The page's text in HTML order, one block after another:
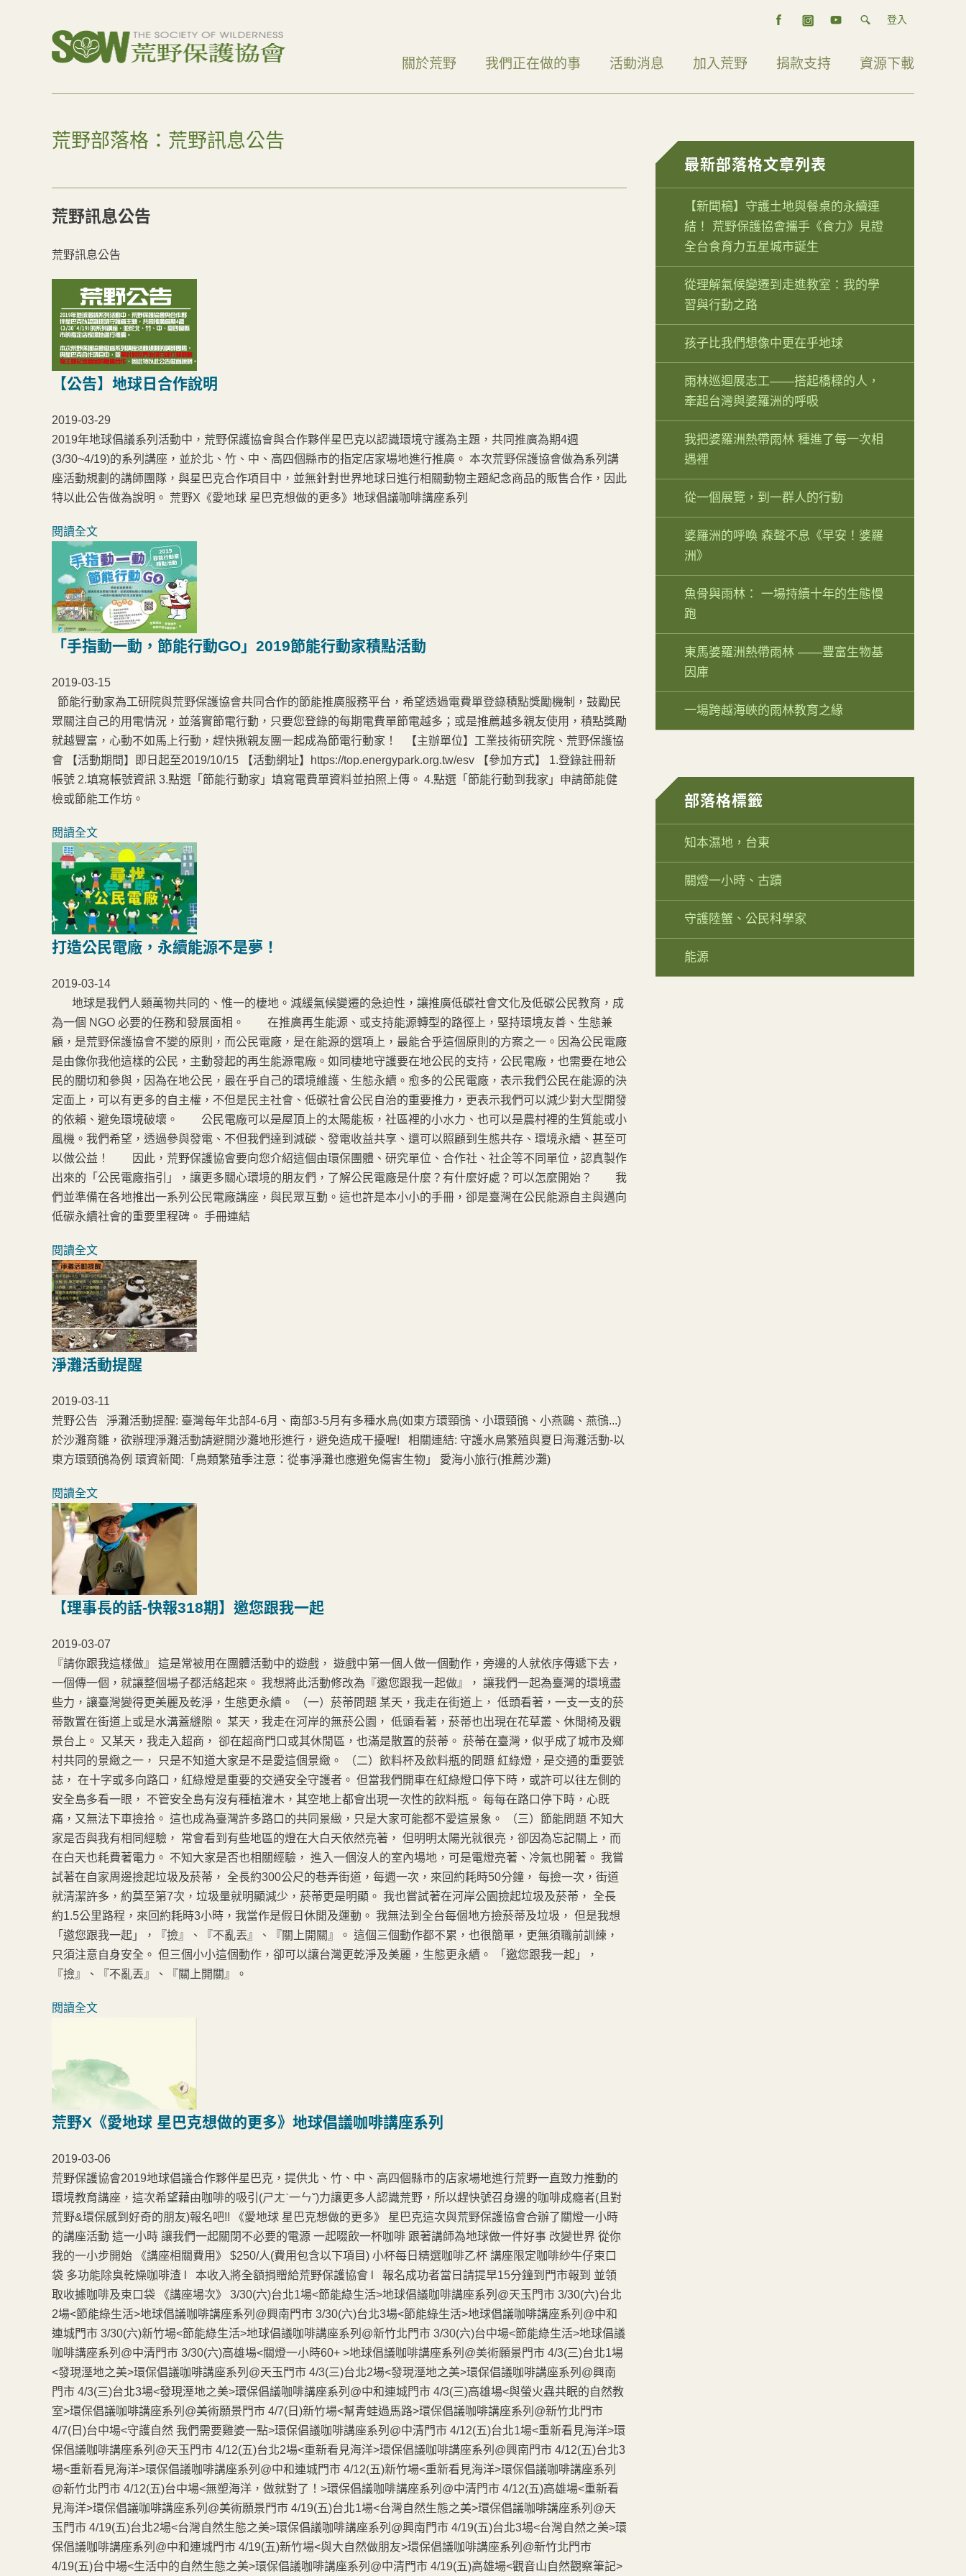
登入
關於荒野 我們正在做的事 活動消息 加入荒野 捐款支持 資源下載
荒野部落格：荒野訊息公告
荒野訊息公告
荒野訊息公告
【公告】地球日合作說明
2019-03-29
2019年地球倡議系列活動中，荒野保護協會與合作夥伴星巴克以認識環境守護為主題，共同推廣為期4週
(3/30~4/19)的系列講座，並於北、竹、中、高四個縣市的指定店家場地進行推廣。 本次荒野保護協會做為系列講
座活動規劃的講師團隊，與星巴克合作項目中，並無針對世界地球日進行相關動物主題紀念商品的販售合作，因此
特以此公告做為說明。 荒野X《愛地球 星巴克想做的更多》地球倡議咖啡講座系列
閱讀全文
「手指動一動，節能行動GO」2019節能行動家積點活動
2019-03-15
節能行動家為工研院與荒野保護協會共同合作的節能推廣服務平台，希望透過電費單登錄積點獎勵機制，鼓勵民
眾關注自己的用電情況，並落實節電行動，只要您登錄的每期電費單節電越多；或是推薦越多親友使用，積點獎勵
就越豐富，心動不如馬上行動，趕快揪親友團一起成為節電行動家！ 【主辦單位】工業技術研究院、荒野保護協
會 【活動期間】即日起至2019/10/15 【活動網址】https://top.energypark.org.tw/esv 【參加方式】 1.登錄註冊新
帳號 2.填寫帳號資訊 3.點選「節能行動家」填寫電費單資料並拍照上傳。 4.點選「節能行動到我家」申請節能健
檢或節能工作坊。
閱讀全文
打造公民電廠，永續能源不是夢！
2019-03-14
地球是我們人類萬物共同的、惟一的棲地。減緩氣候變遷的急迫性，讓推廣低碳社會文化及低碳公民教育，成
為一個 NGO 必要的任務和發展面相。 在推廣再生能源、或支持能源轉型的路徑上，堅持環境友善、生態兼
顧，是荒野保護協會不變的原則，而公民電廠，是在能源的選項上，最能合乎這個原則的方案之一。因為公民電廠
是由像你我他這樣的公民，主動發起的再生能源電廠。如同棲地守護要在地公民的支持，公民電廠，也需要在地公
民的關切和參與，因為在地公民，最在乎自己的環境維護、生態永續。愈多的公民電廠，表示我們公民在能源的決
定面上，可以有更多的自主權，不但是民主社會、低碳社會公民自治的重要推力，更表示我們可以減少對大型開發
的依賴、避免環境破壞。 公民電廠可以是屋頂上的太陽能板，社區裡的小水力、也可以是農村裡的生質能或小
風機。我們希望，透過參與發電、不但我們達到減碳、發電收益共享、還可以照顧到生態共存、環境永續、甚至可
以做公益！ 因此，荒野保護協會要向您介紹這個由環保團體、研究單位、合作社、社企等不同單位，認真製作
出來的「公民電廠指引」，讓更多關心環境的朋友們，了解公民電廠是什麼？有什麼好處？可以怎麼開始？ 我
們並準備在各地推出一系列公民電廠講座，與民眾互動。這也許是本小小的手冊，卻是臺灣在公民能源自主與邁向
低碳永續社會的重要里程碑。 手冊連結
閱讀全文
淨灘活動提醒
2019-03-11
荒野公告 淨灘活動提醒: 臺灣每年北部4-6月、南部3-5月有多種水鳥(如東方環頸鴴、小環頸鴴、小燕鷗、燕鴴...)
於沙灘育雛，欲辦理淨灘活動請避開沙灘地形進行，避免造成干擾喔! 相關連結: 守護水鳥繁殖與夏日海灘活動-以
東方環頸鴴為例 環資新聞:「鳥類繁殖季注意：從事淨灘也應避免傷害生物」 愛海小旅行(推薦沙灘)
閱讀全文
【理事長的話-快報318期】邀您跟我一起
2019-03-07
『請你跟我這樣做』 這是常被用在團體活動中的遊戲， 遊戲中第一個人做一個動作，旁邊的人就依序傳遞下去，
一個傳一個，就讓整個場子都活絡起來。 我想將此活動修改為『邀您跟我一起做』， 讓我們一起為臺灣的環境盡
些力，讓臺灣變得更美麗及乾淨，生態更永續。 （一）菸蒂問題 某天，我走在街道上， 低頭看著，一支一支的菸
蒂散置在街道上或是水溝蓋縫隙。 某天，我走在河岸的無菸公園， 低頭看著，菸蒂也出現在花草叢、休閒椅及觀
景台上。 又某天，我走入超商， 卻在超商門口或其休閒區，也滿是散置的菸蒂。 菸蒂在臺灣，似乎成了城市及鄉
村共同的景緻之一， 只是不知道大家是不是愛這個景緻。 （二）飲料杯及飲料瓶的問題 紅綠燈，是交通的重要號
誌， 在十字或多向路口，紅綠燈是重要的交通安全守護者。 但當我們開車在紅綠燈口停下時，或許可以往左側的
安全島多看一眼， 不管安全島有沒有種植灌木，其空地上都會出現一次性的飲料瓶。 每每在路口停下時，心既
痛，又無法下車撿拾。 這也成為臺灣許多路口的共同景緻，只是大家可能都不愛這景象。 （三）節能問題 不知大
家是否與我有相同經驗， 常會看到有些地區的燈在大白天依然亮著， 但明明太陽光就很亮，卻因為忘記關上，而
在白天也耗費著電力。 不知大家是否也相關經驗， 進入一個沒人的室內場地，可是電燈亮著、冷氣也開著。 我嘗
試著在自家周邊撿起垃圾及菸蒂， 全長約300公尺的巷弄街道，每週一次，來回約耗時50分鐘， 每撿一次，街道
就清潔許多，約莫至第7次，垃圾量就明顯減少，菸蒂更是明顯。 我也嘗試著在河岸公園撿起垃圾及菸蒂， 全長
約1.5公里路程，來回約耗時3小時，我當作是假日休閒及運動。 我無法到全台每個地方撿菸蒂及垃圾， 但是我想
「邀您跟我一起」，『撿』、『不亂丟』、『關上開關』。 這個三個動作都不累，也很簡單，更無須職前訓練，
只須注意自身安全。 但三個小小這個動作，卻可以讓台灣更乾淨及美麗，生態更永續。 「邀您跟我一起」，
『撿』、『不亂丟』、『關上開關』。
閱讀全文
荒野X《愛地球 星巴克想做的更多》地球倡議咖啡講座系列
2019-03-06
荒野保護協會2019地球倡議合作夥伴星巴克，提供北、竹、中、高四個縣市的店家場地進行荒野一直致力推動的
環境教育講座，這次希望藉由咖啡的吸引(ㄕㄤˋ一ㄣˇ)力讓更多人認識荒野，所以趕快號召身邊的咖啡成癮者(且對
荒野&環保感到好奇的朋友)報名吧!! 《愛地球 星巴克想做的更多》 星巴克這次與荒野保護協會合辦了關燈一小時
的講座活動 這一小時 讓我們一起關閉不必要的電源 一起啜飲一杯咖啡 跟著講師為地球做一件好事 改變世界 從你
我的一小步開始 《講座相關費用》 $250/人(費用包含以下項目) 小杯每日精選咖啡乙杯 講座限定咖啡紗牛仔束口
袋 多功能除臭乾燥咖啡渣 l 本收入將全額捐贈給荒野保護協會 l 報名成功者當日請提早15分鐘到門市報到 並領
取收據咖啡及束口袋 《講座場次》 3/30(六)台北1場<節能綠生活>地球倡議咖啡講座系列@天玉門市 3/30(六)台北
2場<節能綠生活>地球倡議咖啡講座系列@興南門市 3/30(六)台北3場<節能綠生活>地球倡議咖啡講座系列@中和
連城門市 3/30(六)新竹場<節能綠生活>地球倡議咖啡講座系列@新竹北門市 3/30(六)台中場<節能綠生活>地球倡議
咖啡講座系列@中清門市 3/30(六)高雄場<關燈一小時60+ >地球倡議咖啡講座系列@美術願景門市 4/3(三)台北1場
<發現溼地之美>環保倡議咖啡講座系列@天玉門市 4/3(三)台北2場<發現溼地之美>環保倡議咖啡講座系列@興南
門市 4/3(三)台北3場<發現溼地之美>環保倡議咖啡講座系列@中和連城門市 4/3(三)高雄場<與螢火蟲共眠的自然教
室>環保倡議咖啡講座系列@美術願景門市 4/7(日)新竹場<幫青蛙過馬路>環保倡議咖啡講座系列@新竹北門市
4/7(日)台中場<守護自然 我們需要雞婆一點>環保倡議咖啡講座系列@中清門市 4/12(五)台北1場<重新看見海洋>環
保倡議咖啡講座系列@天玉門市 4/12(五)台北2場<重新看見海洋>環保倡議咖啡講座系列@興南門市 4/12(五)台北3
場<重新看見海洋>環保倡議咖啡講座系列@中和連城門市 4/12(五)新竹場<重新看見海洋>環保倡議咖啡講座系列
@新竹北門市 4/12(五)台中場<無塑海洋，做就對了！>環保倡議咖啡講座系列@中清門市 4/12(五)高雄場<重新看
見海洋>環保倡議咖啡講座系列@美術願景門市 4/19(五)台北1場<台灣自然生態之美>環保倡議咖啡講座系列@天
玉門市 4/19(五)台北2場<台灣自然生態之美>環保倡議咖啡講座系列@興南門市 4/19(五)台北3場<台灣自然之美>環
保倡議咖啡講座系列@中和連城門市 4/19(五)新竹場<與大自然做朋友>環保倡議咖啡講座系列@新竹北門市
4/19(五)台中場<生活中的自然生態之美>環保倡議咖啡講座系列@中清門市 4/19(五)高雄場<觀音山自然觀察筆記>
最新部落格文章列表
【新聞稿】守護土地與餐桌的永續連
結！ 荒野保護協會攜手《食力》見證
全台食育力五星城市誕生
從理解氣候變遷到走進教室：我的學
習與行動之路
孩子比我們想像中更在乎地球
雨林巡迴展志工——搭起橋樑的人，
牽起台灣與婆羅洲的呼吸
我把婆羅洲熱帶雨林 種進了每一次相
遇裡
從一個展覽，到一群人的行動
婆羅洲的呼喚 森聲不息《早安！婆羅
洲》
魚骨與雨林： 一場持續十年的生態慢
跑
東馬婆羅洲熱帶雨林 ——豐富生物基
因庫
一場跨越海峽的雨林教育之緣
部落格標籤
知本濕地，台東
關燈一小時、古蹟
守護陸蟹、公民科學家
能源